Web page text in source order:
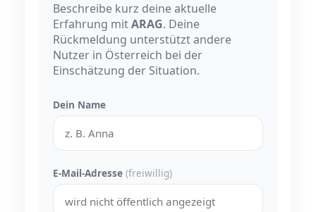
Beschreibe kurz deine aktuelle
Erfahrung mitARAG. Deine
Rückmeldung unterstützt andere
Nutzer in Österreich bei der
Einschätzung der Situation.
Dein Name
E-Mail-Adresse (freiwillig)